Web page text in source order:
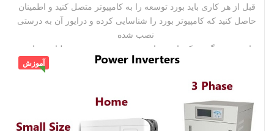
‫قبل از هر کاری باید بورد توسعه را به کامپیوتر متصل کنید و اطمینان
حاصل کنید که کامپیوتر بورد را شناسایی کرده و درایور آن به درستی
‫از سوی دیگر ممکن است با وجود نصب شدن بورد عملیات برنامه
‫برای مثال برای چیپ CH340 چندین درایور وجود دارد که ممکن
است فقط یکی از آنها روی کامپیوتر شما درست کار کند لذا در
دیوایس منیجر میتوانید آنهارا حذف و درایور جدید را نصب کنید ‫
آموزش